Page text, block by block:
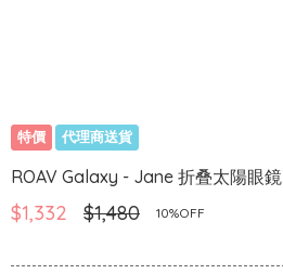
特價 代理商送貨
ROAV Galaxy - Jane 折叠太陽眼鏡
$1,332 $1,480 10%OFF